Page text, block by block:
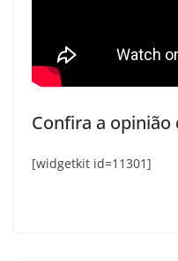
Confira a opinião
[widgetkit id=11301]